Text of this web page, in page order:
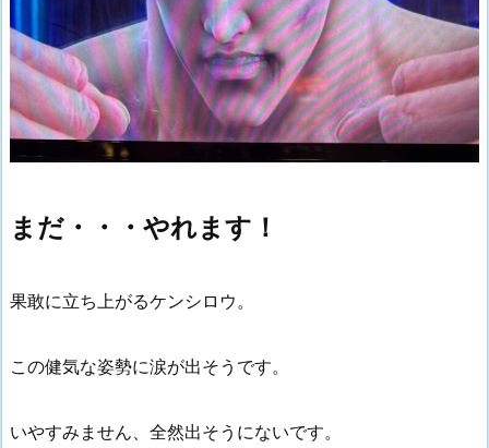
まだ・・・やれます！
果敢に立ち上がるケンシロウ。
この健気な姿勢に涙が出そうです。
いやすみません、全然出そうにないです。